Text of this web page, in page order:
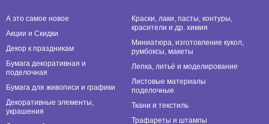
А это самое новое
Акции и Скидки
Декор к праздникам
Бумага декоративная и
поделочная
Бумага для живописи и графики
Декоративные элементы,
украшения
Краски, лаки, пасты, контуры,
красители и др. химия
Миниатюра, изготовление кукол,
румбоксы, макеты
Лепка, литьё и моделирование
Листовые материалы
поделочные
Ткани и текстиль
Трафареты и штампы